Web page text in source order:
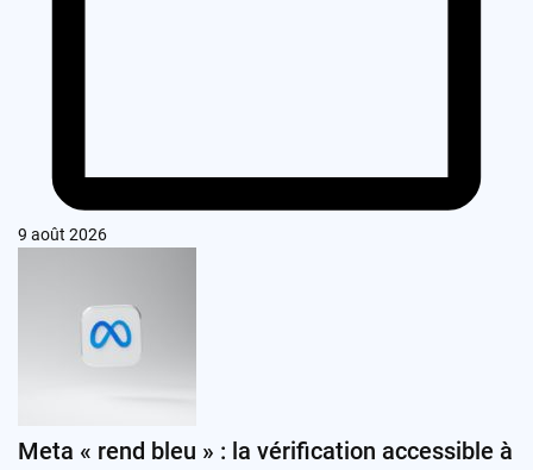
9 août 2026
Meta « rend bleu » : la vérification accessible à